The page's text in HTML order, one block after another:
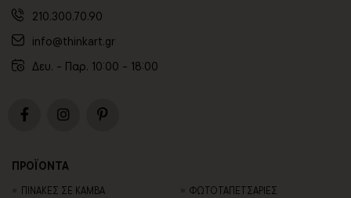
210.300.70.90
info@thinkart.gr
Δευ. - Παρ. 10:00 - 18:00
ΠΡΟΪΟΝΤΑ
ΠΙΝΑΚΕΣ ΣΕ ΚΑΜΒΑ
ΦΩΤΟΤΑΠΕΤΣΑΡΙΕΣ